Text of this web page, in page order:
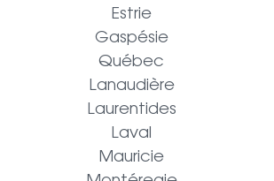
Estrie
Gaspésie
Québec
Lanaudière
Laurentides
Laval
Mauricie